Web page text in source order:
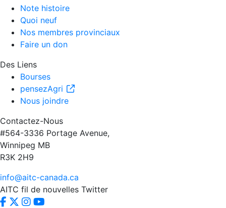
Note histoire
Quoi neuf
Nos membres provinciaux
Faire un don
Des Liens
Bourses
pensezAgri
Nous joindre
Contactez-Nous
#564-3336 Portage Avenue,
Winnipeg MB
R3K 2H9
info@aitc-canada.ca
AITC fil de nouvelles Twitter